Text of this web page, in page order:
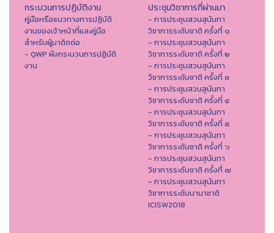
กระบวนการปฏิบัติงาน
คู่มือหรือแนวทางการปฏิบัติ
งานของเจ้าหน้าที่และคู่มือ
สำหรับผู้มาติดต่อ
- QWP ผังกระบวนการปฏิบัติ
งาน
ประชุมวิชาการที่ผ่านมา
- การประชุมสวนสุนันทา
วิชาการระดับชาติ ครั้งที่ ๑
- การประชุมสวนสุนันทา
วิชาการระดับชาติ ครั้งที่ ๒
- การประชุมสวนสุนันทา
วิชาการระดับชาติ ครั้งที่ ๓
- การประชุมสวนสุนันทา
วิชาการระดับชาติ ครั้งที่ ๔
- การประชุมสวนสุนันทา
วิชาการระดับชาติ ครั้งที่ ๕
- การประชุมสวนสุนันทา
วิชาการระดับชาติ ครั้งที่ ๖
- การประชุมสวนสุนันทา
วิชาการระดับชาติ ครั้งที่ ๗
- การประชุมสวนสุนันทา
วิชาการระดับนานาชาติ
ICISW2018